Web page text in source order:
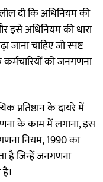
दी कि अधिनियम की
इसे अधिनियम की धारा
चाहिए जो स्पष्ट
कर्मचारियों को जनगणना
प्रतिष्ठान के दायरे में
के काम में लगाना, इस
नियम, 1990 का
है जिन्हें जनगणना